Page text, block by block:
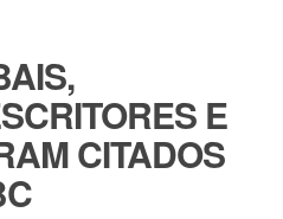
E
CITADOS